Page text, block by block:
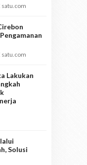
satu.com
satu.com
Lakukan
Solusi